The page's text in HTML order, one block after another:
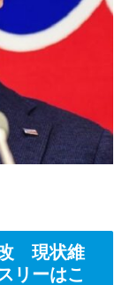
改 現状維
リーはこ